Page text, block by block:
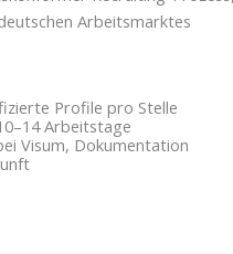
Arbeitsmarktes
Profile pro Stelle
Arbeitstage
Visum, Dokumentation